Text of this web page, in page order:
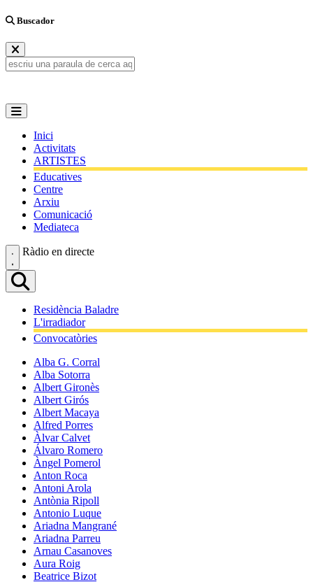
Buscador
Inici
Activitats
ARTISTES
Educatives
Centre
Arxiu
Comunicació
Mediateca
Ràdio en directe
Residència Baladre
L'irradiador
Convocatòries
Alba G. Corral
Alba Sotorra
Albert Gironès
Albert Girós
Albert Macaya
Alfred Porres
Àlvar Calvet
Álvaro Romero
Àngel Pomerol
Anton Roca
Antoni Arola
Antònia Ripoll
Antonio Luque
Ariadna Mangrané
Ariadna Parreu
Arnau Casanoves
Aura Roig
Beatrice Bizot